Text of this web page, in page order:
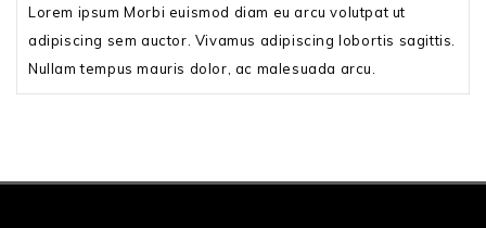
Lorem ipsum Morbi euismod diam eu arcu volutpat ut
adipiscing sem auctor. Vivamus adipiscing lobortis sagittis.
Nullam tempus mauris dolor, ac malesuada arcu.